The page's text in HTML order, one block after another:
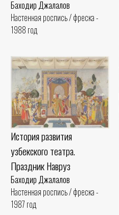
Баходир Джалалов
Настенная роспись / фреска -
1988 год
История развития
узбекского театра.
Праздник Навруз
Баходир Джалалов
Настенная роспись / фреска -
1987 год